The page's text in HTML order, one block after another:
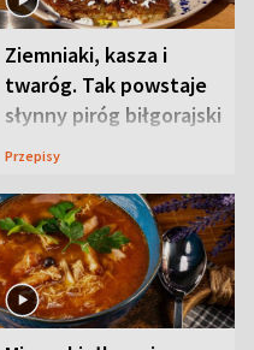
Ziemniaki, kasza i
twaróg. Tak powstaje
słynny piróg biłgorajski
Przepisy